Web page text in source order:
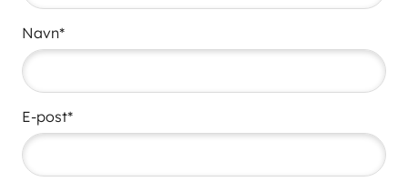
Navn*
E-post*